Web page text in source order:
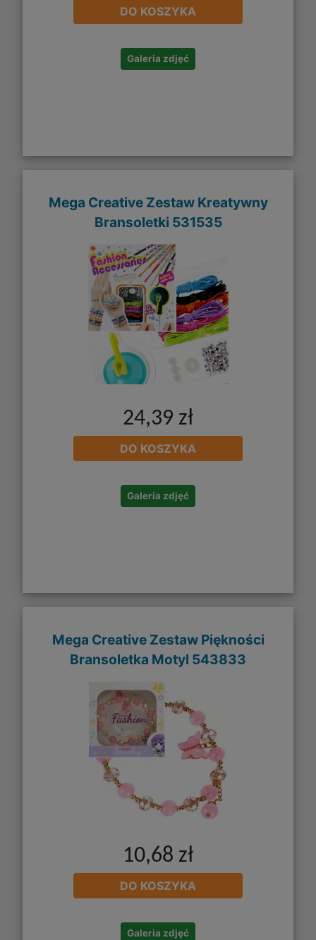
DO KOSZYKA
Galeria zdjęć
Mega Creative Zestaw Kreatywny
Bransoletki 531535
24,39 zł
DO KOSZYKA
Galeria zdjęć
Mega Creative Zestaw Piękności
Bransoletka Motyl 543833
10,68 zł
DO KOSZYKA
Galeria zdjęć